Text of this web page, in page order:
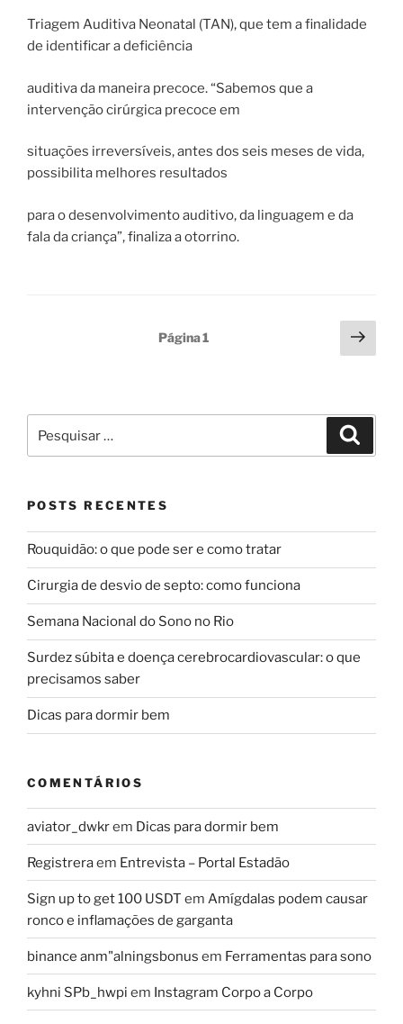
Triagem Auditiva Neonatal (TAN), que tem a finalidade
de identificar a deficiência
auditiva da maneira precoce. “Sabemos que a
intervenção cirúrgica precoce em
situações irreversíveis, antes dos seis meses de vida,
possibilita melhores resultados
para o desenvolvimento auditivo, da linguagem e da
fala da criança”, finaliza a otorrino.
Página1
por:
POSTS RECENTES
Rouquidão: o que pode ser e como tratar
Cirurgia de desvio de septo: como funciona
Semana Nacional do Sono no Rio
Surdez súbita e doença cerebrocardiovascular: o que
precisamos saber
Dicas para dormir bem
COMENTÁRIOS
aviator_dwkrem Dicas para dormir bem
Registreraem Entrevista – Portal Estadão
Sign up to get 100 USDT em Amígdalas podem causar
ronco e inflamações de garganta
binance anm"alningsbonus em Ferramentas para sono
kyhni SPb_hwpi em Instagram Corpo a Corpo